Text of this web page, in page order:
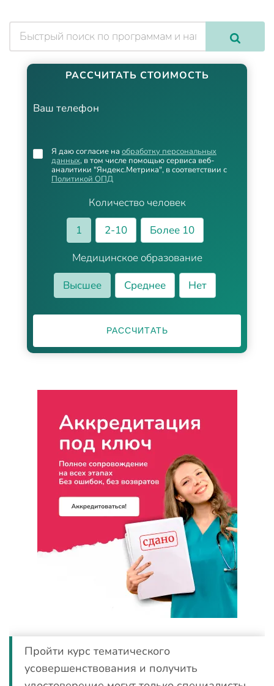
РАССЧИТАТЬ СТОИМОСТЬ
Ваш телефон
Количество человек
1
2-10
Более 10
Медицинское образование
Высшее
Среднее Нет
Я даю согласие на обработку персональных
данных, в том числе помощью сервиса веб-
аналитики "Яндекс.Метрика", в соответствии с
Политикой ОПД
РАССЧИТАТЬ
Пройти курс тематического
усовершенствования и получить